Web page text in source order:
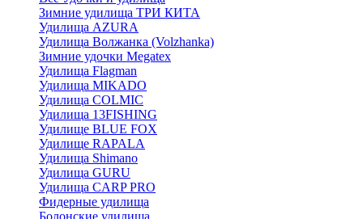
Зимние удилища ТРИ КИТА
Удилища AZURA
Удилища Волжанка (Volzhanka)
Зимние удочки Megatex
Удилища Flagman
Удилища MIKADO
Удилища COLMIC
Удилища 13FISHING
Удилище BLUE FOX
Удилище RAPALA
Удилища Shimano
Удилища GURU
Удилища CARP PRO
Фидерные удилища
Болонские удилища